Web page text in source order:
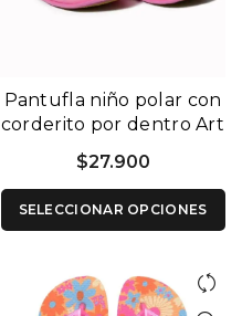
Pantufla niño polar con
corderito por dentro Art
$27.900
SELECCIONAR OPCIONES